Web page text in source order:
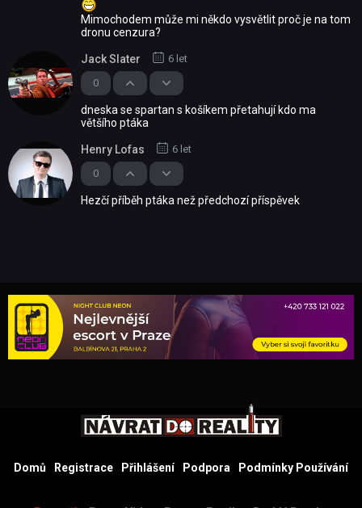
Mimochodem může mi někdo vysvětlit proč je na tom
dronu cenzura?
0
Jack Slater 6 let
dneska se spartan s košíkem přetahují kdo ma
většího ptáka
0
Henry Lofas 6 let
Hezčí příběh ptáka než předchozí příspěvek
Domů Registrace Přihlášení Podpora Podmínky Používání